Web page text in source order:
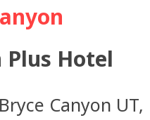
Hotel
Canyon UT,